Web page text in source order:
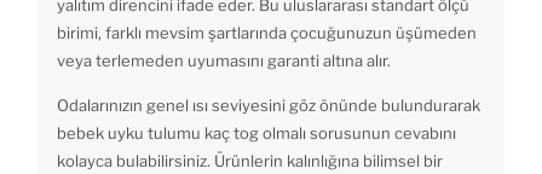
yalıtım direncini ifade eder. Bu uluslararası standart ölçü
birimi, farklı mevsim şartlarında çocuğunuzun üşümeden
veya terlemeden uyumasını garanti altına alır.
Odalarınızın genel ısı seviyesini göz önünde bulundurarak
bebek uyku tulumu kaç tog olmalı sorusunun cevabını
kolayca bulabilirsiniz. Ürünlerin kalınlığına bilimsel bir